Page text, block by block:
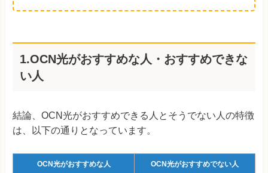
1.OCN光がおすすめな人・おすすめできな
い人
結論、OCN光がおすすめできる人とそうでない人の特徴
は、以下の通りとなっています。
OCN光がおすすめな人 OCN光がおすすめでない人